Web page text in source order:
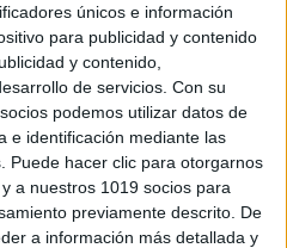
únicos e información
para publicidad y contenido
y contenido,
de servicios. Con su
podemos utilizar datos de
e identificación mediante las
Puede hacer clic para otorgarnos
a nuestros 1019 socios para
previamente descrito. De
a información más detallada y
CLASES PARA
2025-2026
y un toque de
escolares listos para
Infantil y Primaria,
a tus alumnos […]